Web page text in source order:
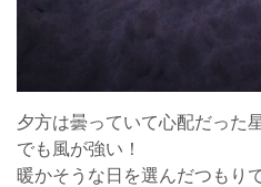
夕方は曇っていて心配だった
でも風が強い！
暖かそうな日を選んだつもり